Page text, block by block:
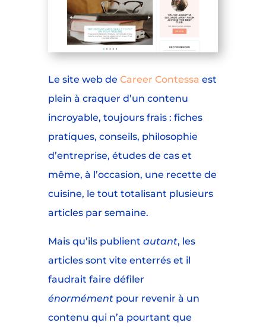
Le site web de Career Contessa est
plein à craquer d’un contenu
incroyable, toujours frais : fiches
pratiques, conseils, philosophie
d’entreprise, études de cas et
même, à l’occasion, une recette de
cuisine, le tout totalisant plusieurs
articles par semaine.
Mais qu’ils publient autant, les
articles sont vite enterrés et il
faudrait faire défiler
énormémentpour revenir à un
contenu qui n’a pourtant que